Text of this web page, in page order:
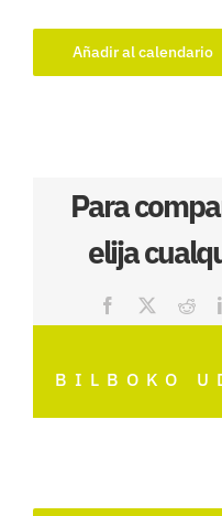
Añadir al calendario
Para
elija
Facebook
BILBOKO